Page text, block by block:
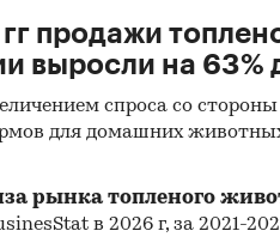
2.
продажи
выросли на 63%
спроса со
для домашних
рынка топленого
в 2026 г, за 2021-